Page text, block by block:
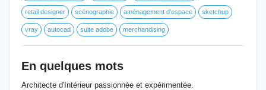
retail designer scénographie aménagement d'espace sketchup
vray autocad suite adobe merchandising
En quelques mots
Architecte d'Intérieur passionnée et expérimentée.